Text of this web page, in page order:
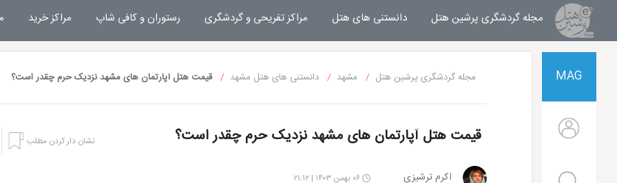
مجله گردشگری پرشین هتل مجله خبری پرشین هتل
دانستنی های هتل مراکز تفریحی و گردشگری رستوران و کافی شاپ مراکز خرید
MAG مجله گردشگری پرشین هتل مشهد دانستنی های هتل مشهد قیمت هتل آپارتمان های مشهد نزدیک حرم چقدر است؟
قیمت هتل آپارتمان های مشهد نزدیک حرم چقدر است؟ نشان دار کردن مطلب
اکرم ترشیزی ۰۶ بهمن ۱۴۰۳ | ۲۱:۱۲